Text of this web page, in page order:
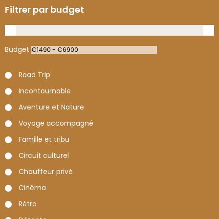
Filtrer par budget
Budget
Road Trip
Incontournable
Aventure et Nature
Voyage accompagné
Famille et tribu
Circuit culturel
Chauffeur privé
Cinéma
Rétro